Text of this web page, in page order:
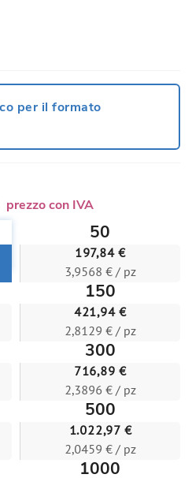
per il formato
prezzo con IVA
50
197,84 €
3,9568 € / pz
150
421,94 €
2,8129 € / pz
300
716,89 €
2,3896 € / pz
500
1.022,97 €
2,0459 € / pz
1000